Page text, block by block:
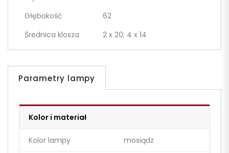
Głębokość
62
Średnica klosza
2 x 20; 4 x 14
Parametry lampy
Kolor i materiał
Kolor lampy mosiądz